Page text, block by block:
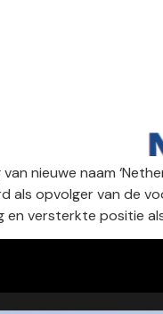
nieuwe naam
als opvolger van de
en versterkte positie